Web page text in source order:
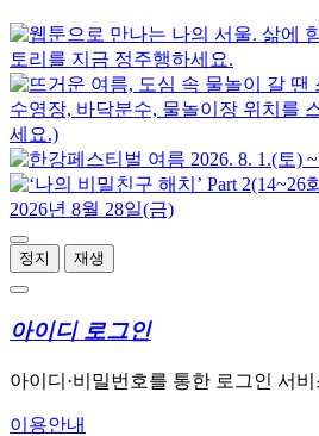
정지 재생
아이디 로그인
아이디·비밀번호를 통한 로그인 서
이용안내